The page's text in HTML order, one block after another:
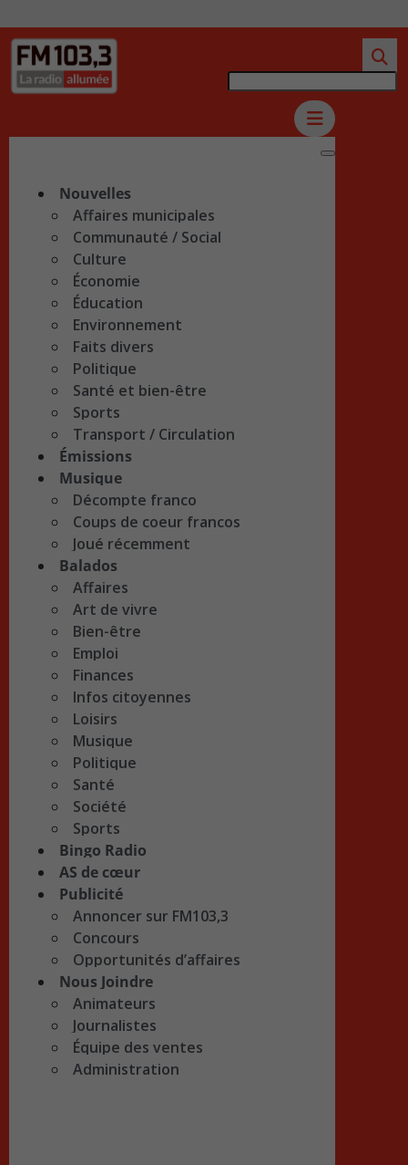
Nouvelles
Affaires municipales
Communauté / Social
Culture
Économie
Éducation
Environnement
Faits divers
Politique
Santé et bien-être
Sports
Transport / Circulation
Émissions
Musique
Décompte franco
Coups de coeur francos
Joué récemment
Balados
Affaires
Art de vivre
Bien-être
Emploi
Finances
Infos citoyennes
Loisirs
Musique
Politique
Santé
Société
Sports
Bingo Radio
AS de cœur
Publicité
Annoncer sur FM103,3
Concours
Opportunités d’affaires
Nous Joindre
Animateurs
Journalistes
Équipe des ventes
Administration